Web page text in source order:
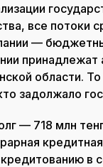
все потоки
—
принадлежат
области.
задолжало
— 718 млн
в